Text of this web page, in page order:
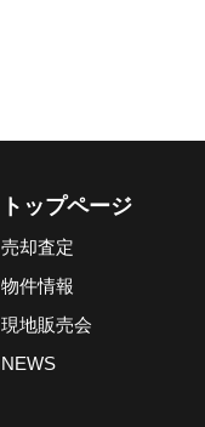
トップページ
売却査定
物件情報
現地販売会
NEWS